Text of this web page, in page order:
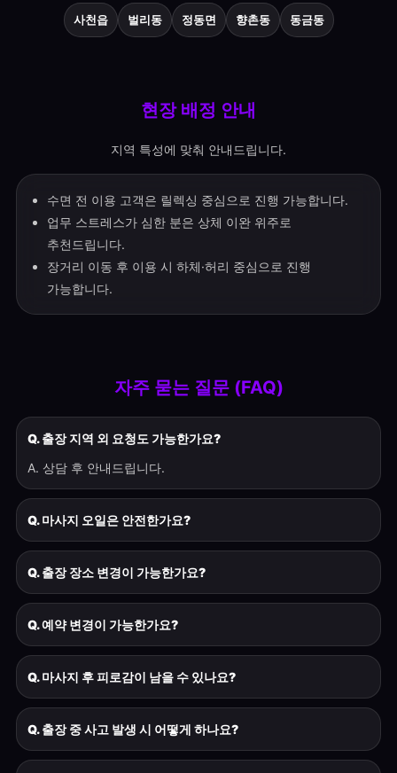
사천읍 벌리동 정동면 향촌동 동금동
현장 배정 안내
지역 특성에 맞춰 안내드립니다.
수면 전 이용 고객은 릴렉싱 중심으로 진행 가능합니다.
업무 스트레스가 심한 분은 상체 이완 위주로
추천드립니다.
장거리 이동 후 이용 시 하체·허리 중심으로 진행
가능합니다.
자주 묻는 질문 (FAQ)
Q. 출장 지역 외 요청도 가능한가요?
A. 상담 후 안내드립니다.
Q. 마사지 오일은 안전한가요?
Q. 출장 장소 변경이 가능한가요?
Q. 예약 변경이 가능한가요?
Q. 마사지 후 피로감이 남을 수 있나요?
Q. 출장 중 사고 발생 시 어떻게 하나요?